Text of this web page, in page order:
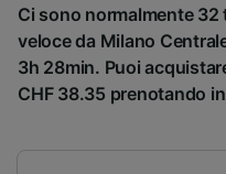
Ci sono normalmente
veloce da Milano
3h 28min. Puoi
CHF 38.35 prenotando